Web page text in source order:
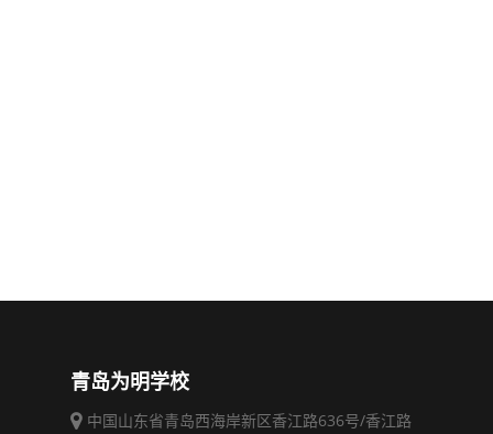
青岛为明学校
中国山东省青岛西海岸新区香江路636号/香江路